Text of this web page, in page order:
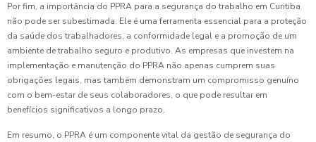
Por fim, a importância do PPRA para a segurança do trabalho em Curitiba
não pode ser subestimada. Ele é uma ferramenta essencial para a proteção
da saúde dos trabalhadores, a conformidade legal e a promoção de um
ambiente de trabalho seguro e produtivo. As empresas que investem na
implementação e manutenção do PPRA não apenas cumprem suas
obrigações legais, mas também demonstram um compromisso genuíno
com o bem-estar de seus colaboradores, o que pode resultar em
benefícios significativos a longo prazo.
Em resumo, o PPRA é um componente vital da gestão de segurança do